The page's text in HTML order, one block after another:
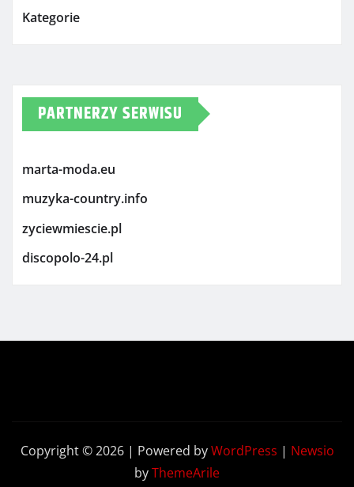
Kategorie
PARTNERZY SERWISU
marta-moda.eu
muzyka-country.info
zyciewmiescie.pl
discopolo-24.pl
Copyright © 2026 | Powered byWordPress | Newsio
byThemeArile